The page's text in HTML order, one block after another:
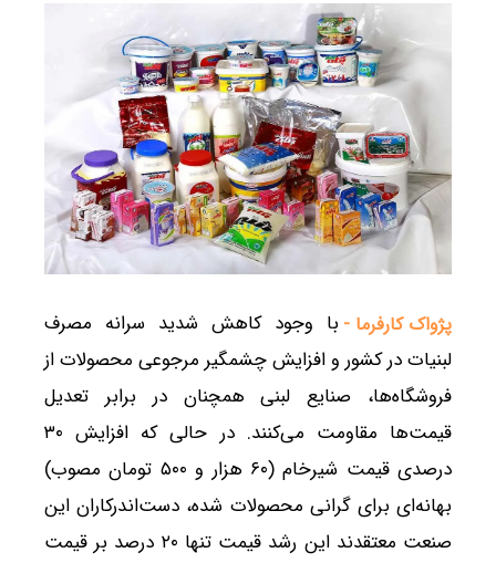
پژواک کارفرما - با وجود کاهش شدید سرانه مصرف
لبنیات در کشور و افزایش چشمگیر مرجوعی محصولات از
فروشگاه‌ها، صنایع لبنی همچنان در برابر تعدیل
قیمت‌ها مقاومت می‌کنند. در حالی که افزایش ۳۰
درصدی قیمت شیرخام (۶۰ هزار و ۵۰۰ تومان مصوب)
بهانه‌ای برای گرانی محصولات شده، دست‌اندرکاران این
صنعت معتقدند این رشد قیمت تنها ۲۰ درصد بر قیمت